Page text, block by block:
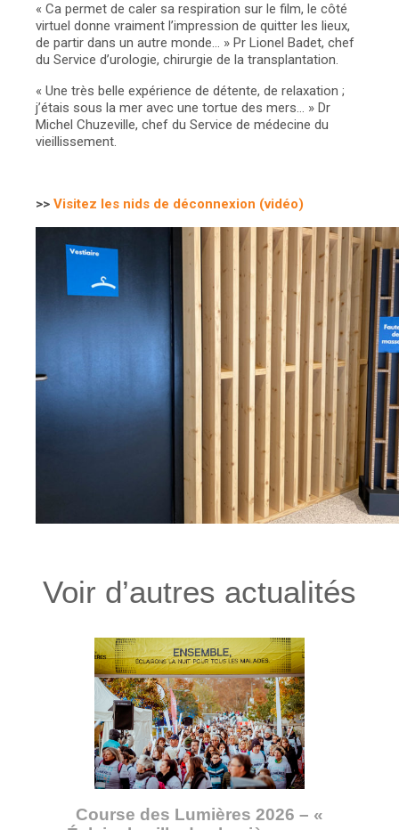
« Ca permet de caler sa respiration sur le film, le côté
virtuel donne vraiment l’impression de quitter les lieux,
de partir dans un autre monde… » Pr Lionel Badet, chef
du Service d’urologie, chirurgie de la transplantation.
« Une très belle expérience de détente, de relaxation ;
j’étais sous la mer avec une tortue des mers… » Dr
Michel Chuzeville, chef du Service de médecine du
vieillissement.
>> Visitez les nids de déconnexion (vidéo)
Voir d’autres actualités
Course des Lumières 2026 – «